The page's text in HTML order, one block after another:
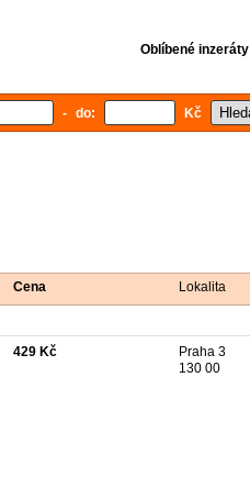
Oblíbené inzeráty
- do: Kč
Cena Lokalita
429 Kč
Praha 3
130 00